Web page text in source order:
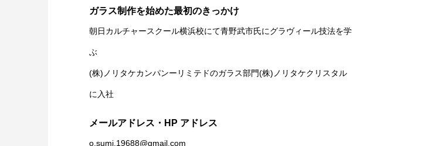
ガラス制作を始めた最初のきっかけ
朝日カルチャースクール横浜校にて青野武市氏にグラヴィール技法を学
ぶ
(株)ノリタケカンパンーリミテドのガラス部門(株)ノリタケクリスタル
に入社
メールアドレス・HP アドレス
o.sumi.19688@gmail.com